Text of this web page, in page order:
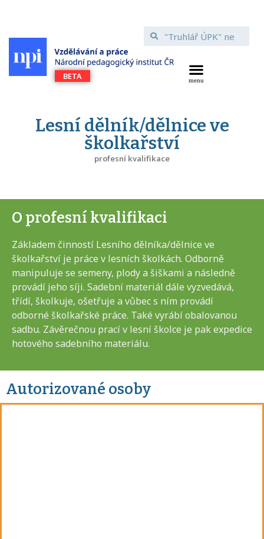
Lesní dělník/dělnice ve
školkařství
profesní kvalifikace
O profesní kvalifikaci
Základem činností Lesního dělníka/dělnice ve
školkařství je práce v lesních školkách. Odborně
manipuluje se semeny, plody a šiškami a následně
provádí jeho síji. Sadební materiál dále vyzvedává,
třídí, školkuje, ošetřuje a vůbec s ním provádí
odborné školkařské práce. Také vyrábí obalovanou
sadbu. Závěrečnou prací v lesní školce je pak expedice
hotového sadebního materiálu.
Autorizované osoby